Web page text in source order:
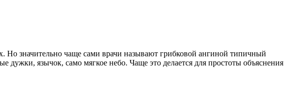
Но значительно чаще сами врачи называют грибковой ангиной типичный
дужки, язычок, само мягкое небо. Чаще это делается для простоты объяснения